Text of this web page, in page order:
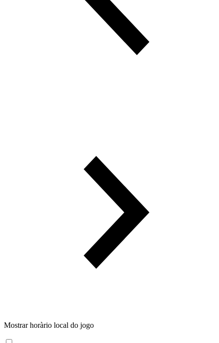
Mostrar horàrio local do jogo